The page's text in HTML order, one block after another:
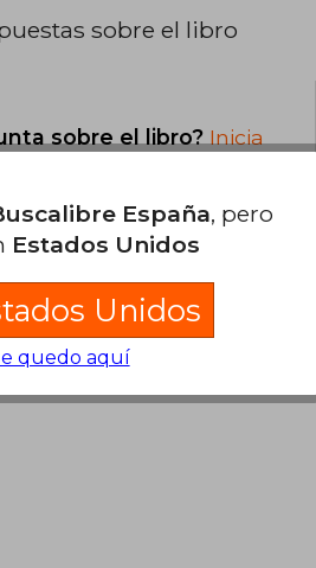
sobre el libro
sobre el libro?Inicia
Buscalibre
España, pero
Estados Unidos
Unidos
quedo aquí